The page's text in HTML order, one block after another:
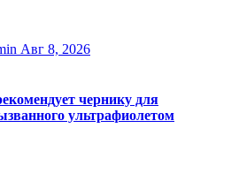
Авг 8, 2026
чернику для
ультрафиолетом